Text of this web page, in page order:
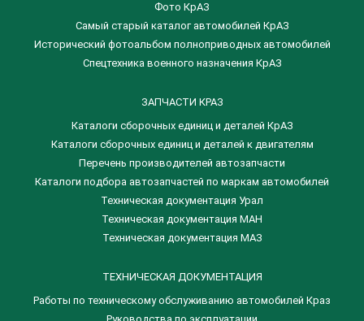
Фото КрАЗ
Самый старый каталог автомобилей КрАЗ
Исторический фотоальбом полноприводных автомобилей
Спецтехника военного назначения КрАЗ
ЗАПЧАСТИ КРАЗ
Каталоги сборочных единиц и деталей КрАЗ
​Каталоги сборочных единиц и деталей к двигателям
Перечень производителей автозапчасти
Каталоги подбора автозапчастей по маркам автомобилей
Техническая документация Урал
Техническая документация МАН
Техническая документация МАЗ
ТЕХНИЧЕСКАЯ ДОКУМЕНТАЦИЯ
Работы по техническому обслуживанию автомобилей Краз